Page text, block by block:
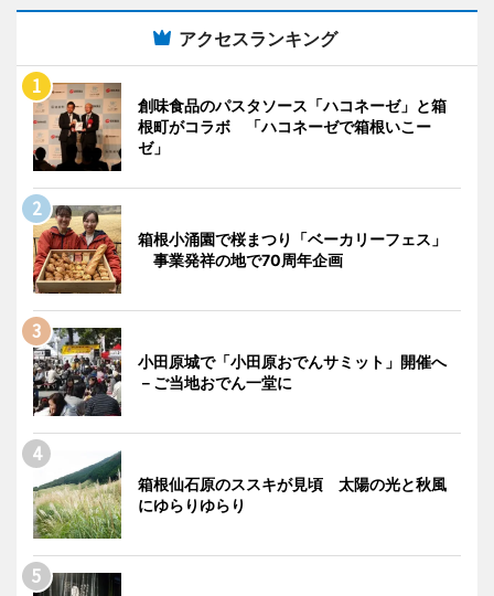
アクセスランキング
創味食品のパスタソース「ハコネーゼ」と箱
根町がコラボ 「ハコネーゼで箱根いこー
ゼ」
箱根小涌園で桜まつり「ベーカリーフェス」
事業発祥の地で70周年企画
小田原城で「小田原おでんサミット」開催へ
－ご当地おでん一堂に
箱根仙石原のススキが見頃 太陽の光と秋風
にゆらりゆらり